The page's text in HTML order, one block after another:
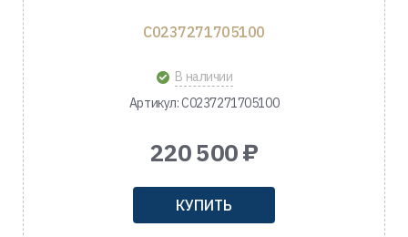
C0237271705100
В наличии
Артикул: C0237271705100
220 500 ₽
КУПИТЬ